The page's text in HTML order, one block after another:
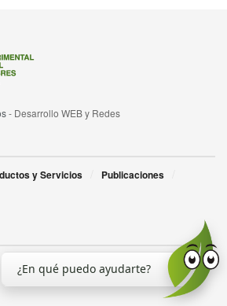
- Desarrollo WEB y Redes
y Servicios
Publicaciones
¿En qué puedo ayudarte?